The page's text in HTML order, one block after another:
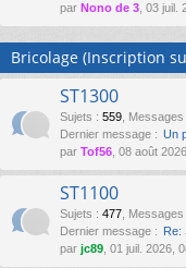
par Nono de 3 , 03 juil.
Bricolage (Inscription
ST1300
Sujets : 559 Messages
Dernier message : Un
par Tof56 , 08 août
ST1100
Sujets : 477 Messages
Dernier message : Re:
par jc89 , 01 juil. 2026,